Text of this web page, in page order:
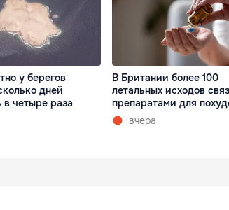
у берегов
дней
в четыре раза
В Британии более 100
летальных исходов
препаратами для
вчера